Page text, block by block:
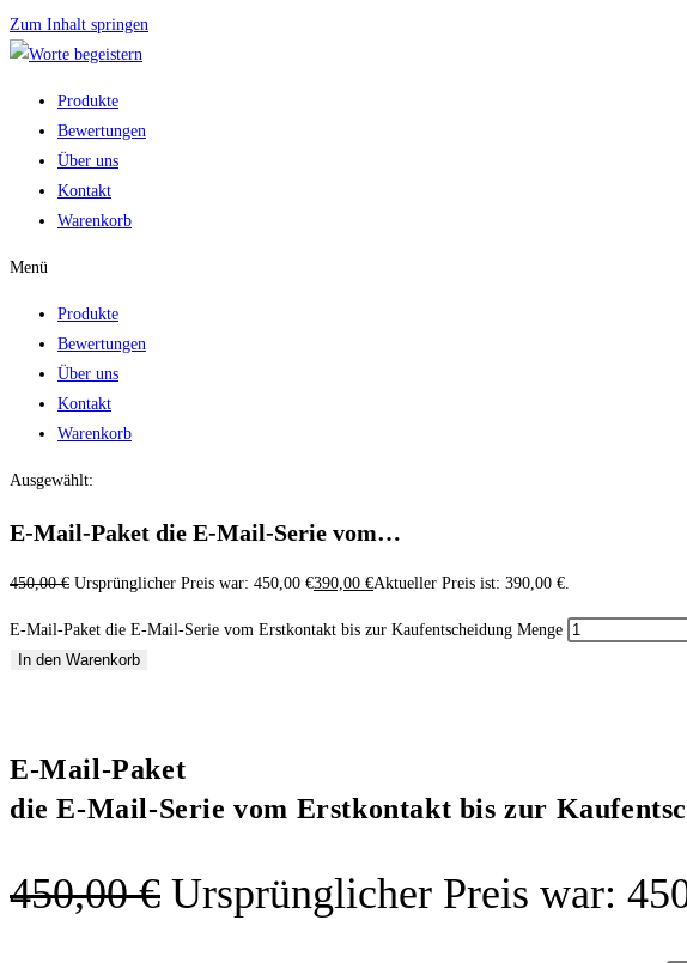
Zum Inhalt springen
Produkte
Bewertungen
Über uns
Kontakt
Warenkorb
Menü
Produkte
Bewertungen
Über uns
Kontakt
Warenkorb
Ausgewählt:
E-Mail-Paket die E-Mail-Serie vom…
450,00€ Ursprünglicher Preis war: 450,00 €390,00 €Aktueller Preis ist: 390,00 €.
E-Mail-Paket die E-Mail-Serie vom Erstkontakt bis zur Kaufentscheidung Menge
In den Warenkorb
E-Mail-Paket
die E-Mail-Serie vom Erstkontakt bis zur
450,00€ Ursprünglicher Preis war: